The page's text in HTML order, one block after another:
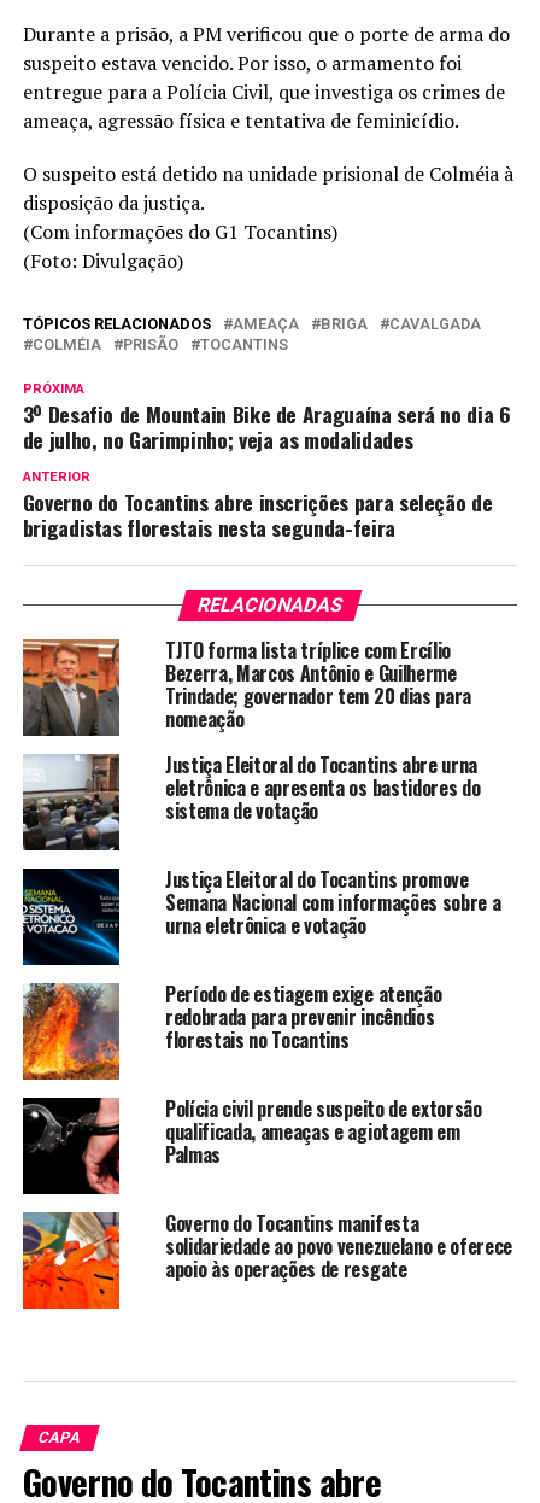
Durante a prisão, a PM verificou que o porte de arma do
suspeito estava vencido. Por isso, o armamento foi
entregue para a Polícia Civil, que investiga os crimes de
ameaça, agressão física e tentativa de feminicídio.
O suspeito está detido na unidade prisional de Colméia à
disposição da justiça.
(Com informações do G1 Tocantins)
(Foto: Divulgação)
TÓPICOS RELACIONADOS AMEAÇA BRIGA
CAVALGADA
COLMÉIA
PRISÃO TOCANTINS
PRÓXIMA
3º Desafio de Mountain Bike de Araguaína será no dia 6
de julho, no Garimpinho; veja as modalidades
ANTERIOR
Governo do Tocantins abre inscrições para seleção de
brigadistas florestais nesta segunda-feira
RELACIONADAS
TJTO forma lista tríplice com Ercílio
Bezerra, Marcos Antônio e Guilherme
Trindade; governador tem 20 dias para
nomeação
Justiça Eleitoral do Tocantins abre urna
eletrônica e apresenta os bastidores do
sistema de votação
Justiça Eleitoral do Tocantins promove
Semana Nacional com informações sobre a
urna eletrônica e votação
Período de estiagem exige atenção
redobrada para prevenir incêndios
florestais no Tocantins
Polícia civil prende suspeito de extorsão
qualificada, ameaças e agiotagem em
Palmas
Governo do Tocantins manifesta
solidariedade ao povo venezuelano e oferece
apoio às operações de resgate
CAPA
Governo do Tocantins abre